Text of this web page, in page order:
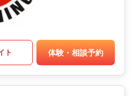
ト 体験・相談予約